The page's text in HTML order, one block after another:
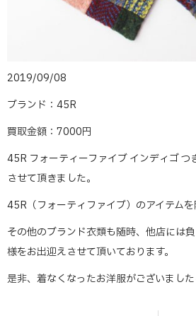
2019/09/08
ブランド：45R
買取金額：7000円
45R フォーティーファイブ インディゴ
させて頂きました。
45R（フォーティファイブ）のアイテムを
その他のブランド衣類も随時、他店には
様をお出迎えさせて頂いております。
是非、着なくなったお洋服がございました